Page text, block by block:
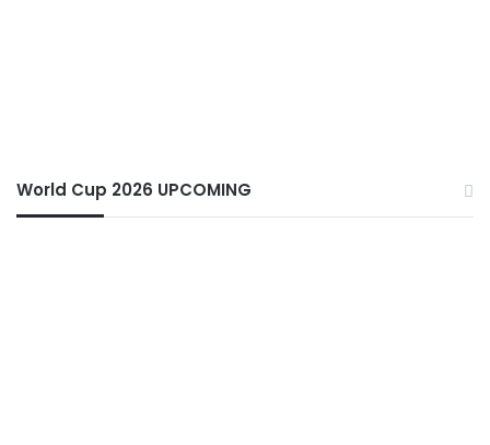
World Cup 2026 UPCOMING